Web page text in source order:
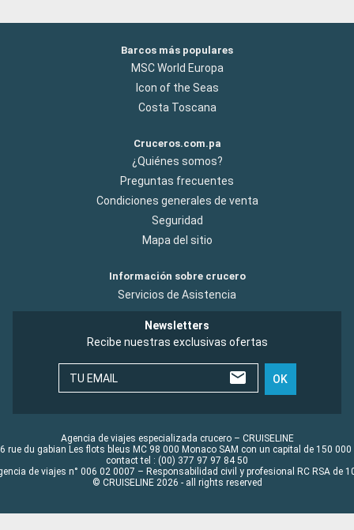
Barcos más populares
MSC World Europa
Icon of the Seas
Costa Toscana
Cruceros.com.pa
¿Quiénes somos?
Preguntas frecuentes
Condiciones generales de venta
Seguridad
Mapa del sitio
Información sobre crucero
Servicios de Asistencia
Newsletters
Recibe nuestras exclusivas ofertas
TU EMAIL OK
Agencia de viajes especializada crucero – CRUISELINE
rue du gabian Les flots bleus MC 98 000 Monaco SAM con un capital de 150 000
contact tel : (00) 377 97 97 84 50
de viajes n° 006 02 0007 – Responsabilidad civil y profesional RC RSA de
© CRUISELINE 2026 - all rights reserved